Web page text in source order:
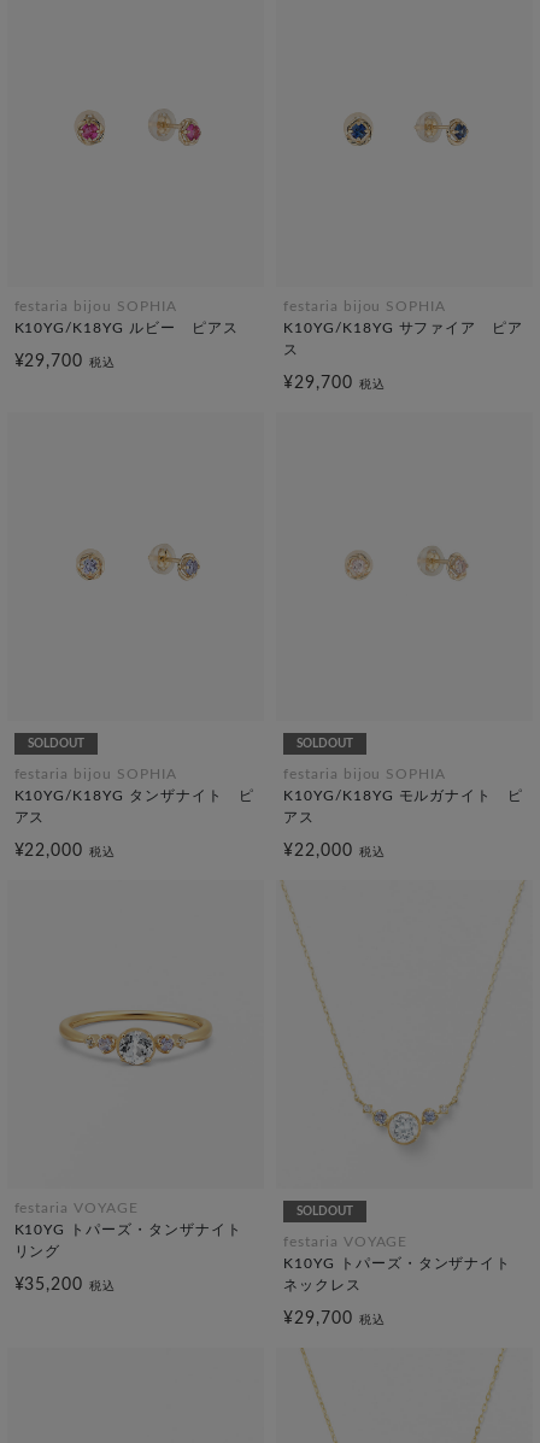
festaria bijou SOPHIA
K10YG/K18YG ルビー ピアス
¥29,700税込
festaria bijou SOPHIA
K10YG/K18YG サファイア ピア
ス
¥29,700 税込
SOLDOUT
festaria bijou SOPHIA
K10YG/K18YG タンザナイト ピ
アス
¥22,000税込
SOLDOUT
festaria bijou SOPHIA
K10YG/K18YG モルガナイト ピ
アス
¥22,000 税込
festaria VOYAGE
K10YG トパーズ・タンザナイト
リング
¥35,200税込
SOLDOUT
festaria VOYAGE
K10YG トパーズ・タンザナイト
ネックレス
¥29,700 税込